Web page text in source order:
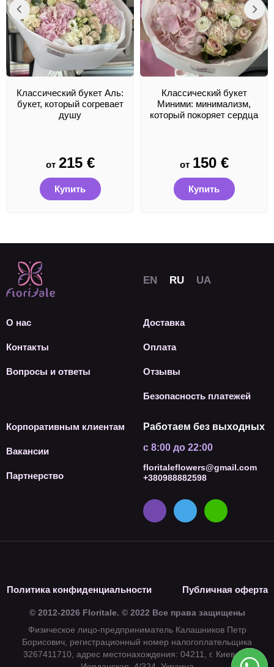
Классический букет Аль:
букет, который согревает
душу
от 215 €
Купить
Классический букет
Миними: минимализм,
который покоряет сердца
от 150 €
Купить
О нас
Контакты
Вопросы и ответы
Доставка
Оплата
Отзывы
Безопасность платежей
Корпоративным клиентам
Вакансии
Партнерство
Работаем без выходных
с 8:00 до 22:00
floritaleflowers@gmail.com
+380988882598
Политика конфиденциальности Публичная оферта
© 2012-2026 Floritale. © 2022 Все права защищены
Физическое лицо-предприниматель Калашников Петр
Борисович, регистрационный номер налогоплательщика
3267411710, адрес местонахождения: 04211, г. Киев, ул.